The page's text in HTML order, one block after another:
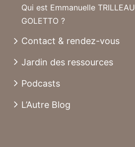
Qui est Emmanuelle TRILLEAU
GOLETTO ?
Contact & rendez-vous
Jardin des ressources
Podcasts
L’Autre Blog